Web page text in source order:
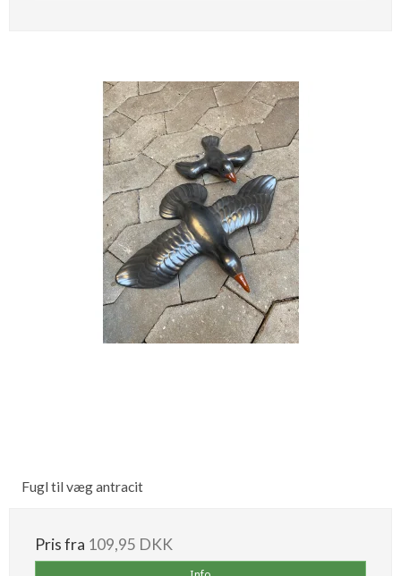
Fugl til væg antracit
Pris fra 109,95 DKK